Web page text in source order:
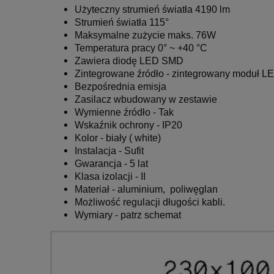
Użyteczny strumień światła 4190 lm
Strumień światła 115°
Maksymalne zużycie maks. 76W
Temperatura pracy 0° ~ +40 °C
Zawiera diodę LED SMD
Zintegrowane źródło - zintegrowany moduł
Bezpośrednia emisja
Zasilacz wbudowany w zestawie
Wymienne źródło - Tak
Wskaźnik ochrony - IP20
Kolor - biały ( white)
Instalacja - Sufit
Gwarancja - 5 lat
Klasa izolacji - II
Materiał - aluminium, poliwęglan
Możliwość regulacji długości kabli.
Wymiary - patrz schemat